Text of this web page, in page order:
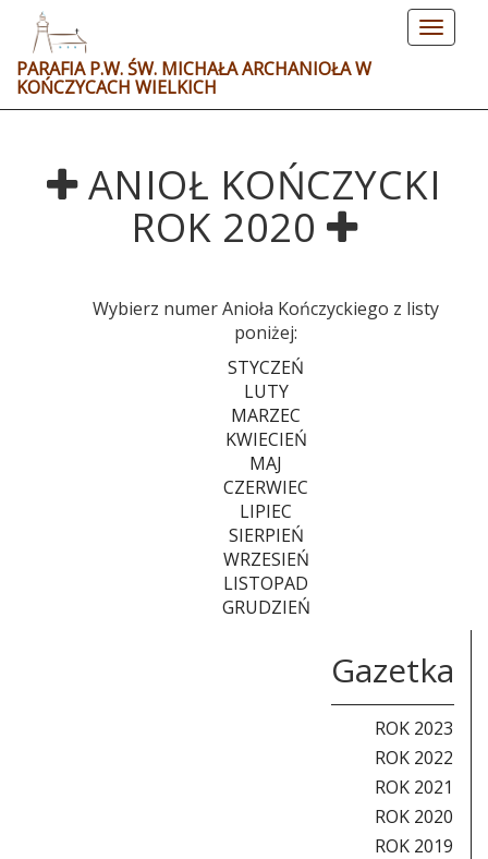
Toggle
PARAFIA P.W. ŚW. MICHAŁA ARCHANIOŁA W
KOŃCZYCACH WIELKICH
ANIOŁ KOŃCZYCKI
ROK 2020
Wybierz numer Anioła Kończyckiego z listy
poniżej:
STYCZEŃ
LUTY
MARZEC
KWIECIEŃ
MAJ
CZERWIEC
LIPIEC
SIERPIEŃ
WRZESIEŃ
LISTOPAD
GRUDZIEŃ
Gazetka
ROK 2023
ROK 2022
ROK 2021
ROK 2020
ROK 2019